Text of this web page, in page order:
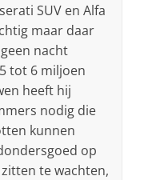
SUV en Alfa
maar daar
nacht
tot 6 miljoen
heeft hij
nodig die
kunnen
op
te wachten,